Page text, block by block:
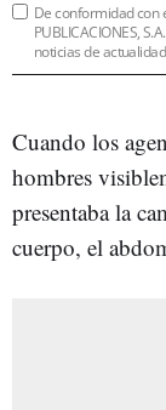
De conformidad con
PUBLICACIONES,
noticias de
Cuando los
hombres
presentaba la
cuerpo, el